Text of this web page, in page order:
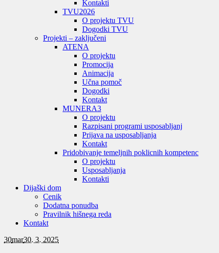
Kontakti
TVU2026
O projektu TVU
Dogodki TVU
Projekti – zaključeni
ATENA
O projektu
Promocija
Animacija
Učna pomoč
Dogodki
Kontakt
MUNERA3
O projektu
Razpisani programi usposabljanj
Prijava na usposabljanja
Kontakt
Pridobivanje temeljnih poklicnih kompetenc
O projektu
Usposabljanja
Kontakti
Dijaški dom
Cenik
Dodatna ponudba
Pravilnik hišnega reda
Kontakt
30mar30. 3. 2025